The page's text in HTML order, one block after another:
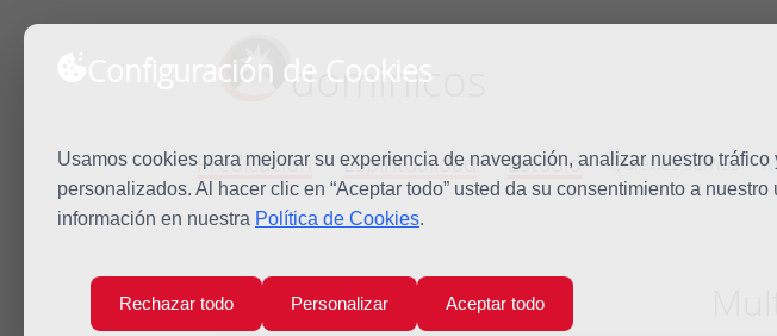
Configuración de Cookies
Usamos cookies para mejorar su experiencia de navegación, analizar nuestro
personalizados. Al hacer clic en “Aceptar todo” usted da su consentimiento a
información en nuestra Política de Cookies.
Rechazar todo Personalizar Aceptar todo
dominicos
Predicación Espiritualidad Estudio Quiénes somos
Inicio Evandro, antes Acracio